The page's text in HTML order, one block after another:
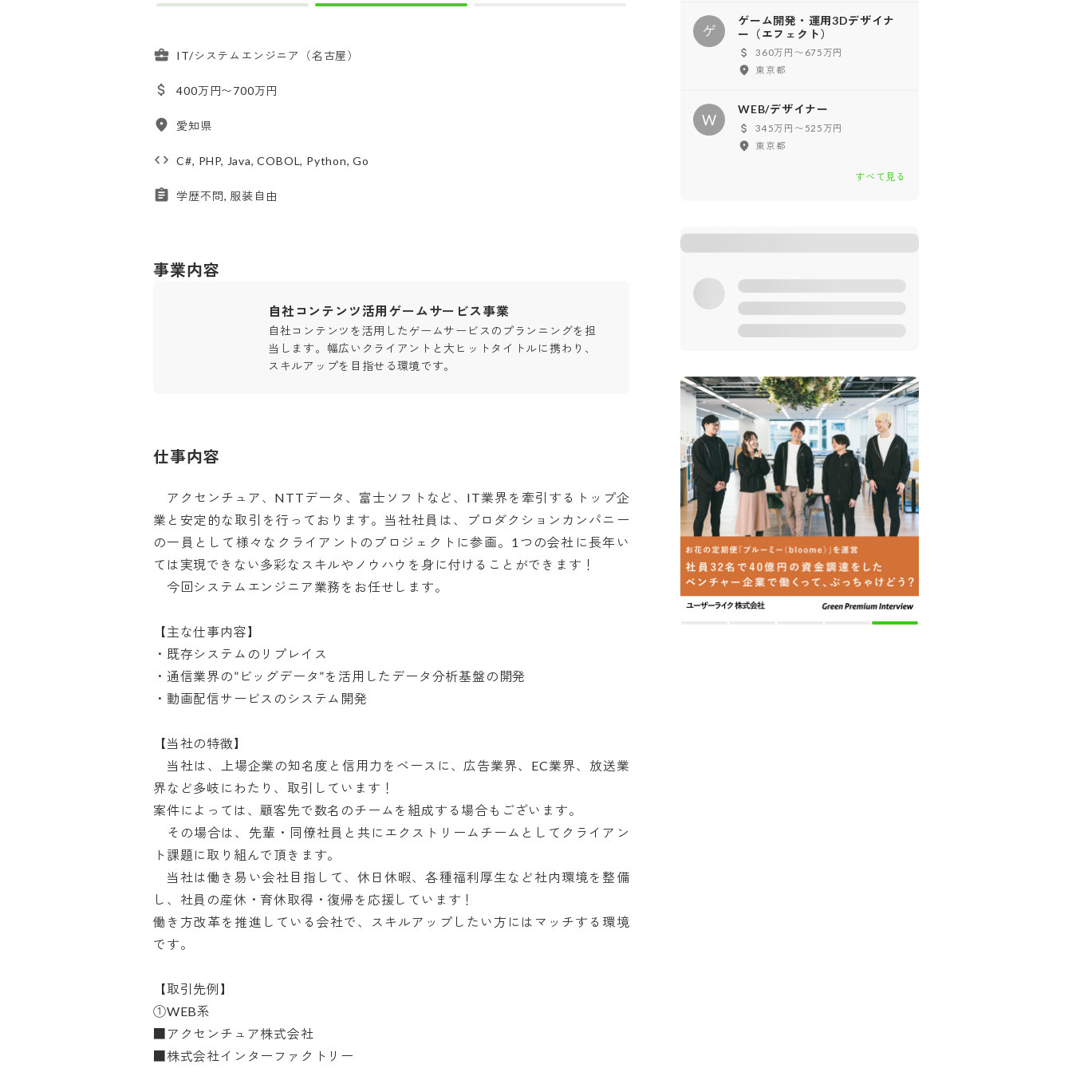
IT/システムエンジニア（名古屋）
400万円〜700万円
愛知県
C#, PHP, Java, COBOL, Python, Go
学歴不問, 服装自由
事業内容
自社コンテンツ活用ゲームサービス事業
自社コンテンツを活用したゲームサービスのプランニングを担
当します。幅広いクライアントと大ヒットタイトルに携わり、
スキルアップを目指せる環境です。
仕事内容
アクセンチュア、NTTデータ、富士ソフトなど、IT業界を牽引するトップ企
業と安定的な取引を行っております。当社社員は、プロダクションカンパニー
の一員として様々なクライアントのプロジェクトに参画。1つの会社に長年い
ては実現できない多彩なスキルやノウハウを身に付けることができます！
今回システムエンジニア業務をお任せします。
【主な仕事内容】
・既存システムのリプレイス
・通信業界の”ビッグデータ”を活用したデータ分析基盤の開発
・動画配信サービスのシステム開発
【当社の特徴】
当社は、上場企業の知名度と信用力をベースに、広告業界、EC業界、放送業
界など多岐にわたり、取引しています！
案件によっては、顧客先で数名のチームを組成する場合もございます。
その場合は、先輩・同僚社員と共にエクストリームチームとしてクライアン
ト課題に取り組んで頂きます。
当社は働き易い会社目指して、休日休暇、各種福利厚生など社内環境を整備
し、社員の産休・育休取得・復帰を応援しています！
働き方改革を推進している会社で、スキルアップしたい方にはマッチする環境
です。
【取引先例】
①WEB系
■アクセンチュア株式会社
■株式会社インターファクトリー
ゲ
ゲーム開発・運用3Dデザイナ
ー（エフェクト）
360万円〜675万円
東京都
W
WEB/デザイナー
345万円〜525万円
東京都
すべて見る